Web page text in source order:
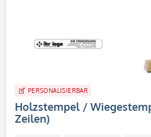
PERSONALISIERBAR
Holzstempel /
Zeilen)